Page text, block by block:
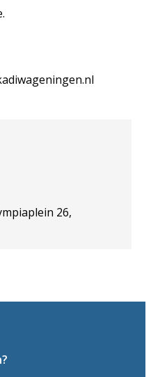
26,